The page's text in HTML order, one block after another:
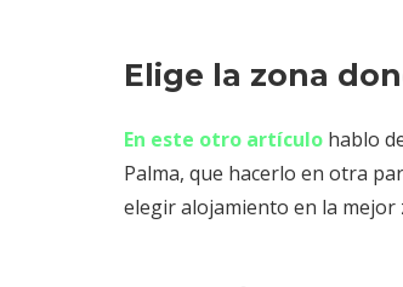
Elige la zona
En este otro artículo hablo
Palma, que hacerlo en otra
elegir alojamiento en la mejor